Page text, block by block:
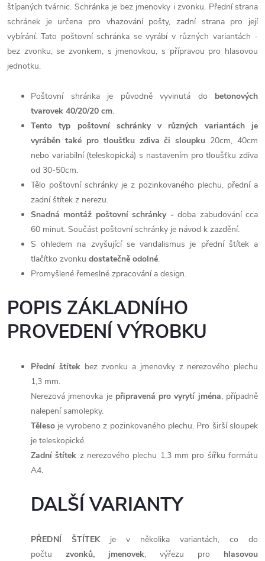
štípaných tvárnic. Schránka je bez jmenovky i zvonku. Přední strana
schránek je určena pro vhazování pošty, zadní strana pro její
vybírání. Tato poštovní schránka se vyrábí v různých variantách -
bez zvonku, se zvonkem, s jmenovkou, s přípravou pro hlasovou
jednotku.
Poštovní shránka je původně vyvinutá do betonových
tvarovek 40/20/20 cm.
Tento typ poštovní schránky v různých variantách je
vyráběn také pro tloušťku zdiva či sloupku 20cm, 40cm
nebo variabilní (teleskopická) s nastavením pro tloušťku zdiva
od 30-50cm.
Tělo poštovní schránky je z pozinkovaného plechu, přední a
zadní štítek z nerezu.
Snadná montáž poštovní schránky -doba zabudovánícca
60 minut. Součást poštovní schránky je návod k zazdění.
S ohledem na zvyšující se vandalismus je přední štítek a
tlačítko zvonku dostatečně odolné.
Promyšlené řemeslné zpracování a design.
POPIS ZÁKLADNÍHO
PROVEDENÍ VÝROBKU
Přední štítekbez zvonku a jmenovky z nerezového plechu
1,3 mm.
Nerezová jmenovka je připravená pro vyrytí jména, případně
nalepení samolepky.
Těleso je vyrobeno z pozinkovaného plechu. Pro širší sloupek
je teleskopické.
Zadní štítek z nerezového plechu 1,3 mm pro šířku formátu
A4.
DALŠÍ VARIANTY
PŘEDNÍ ŠTÍTEKje v několika variantách, co do
počtu zvonků, jmenovek, výřezu pro hlasovou